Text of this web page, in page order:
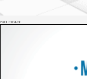
PUBLICIDADE